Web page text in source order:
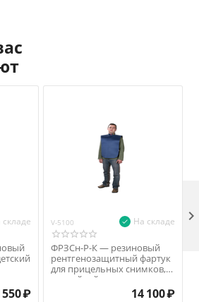
550₽
V-5100 На складе
ФРЗСн-Р-К — резиновый
рентгенозащитный фартук
для прицельных снимков,
со стойкой, для пациента,
14 100₽
